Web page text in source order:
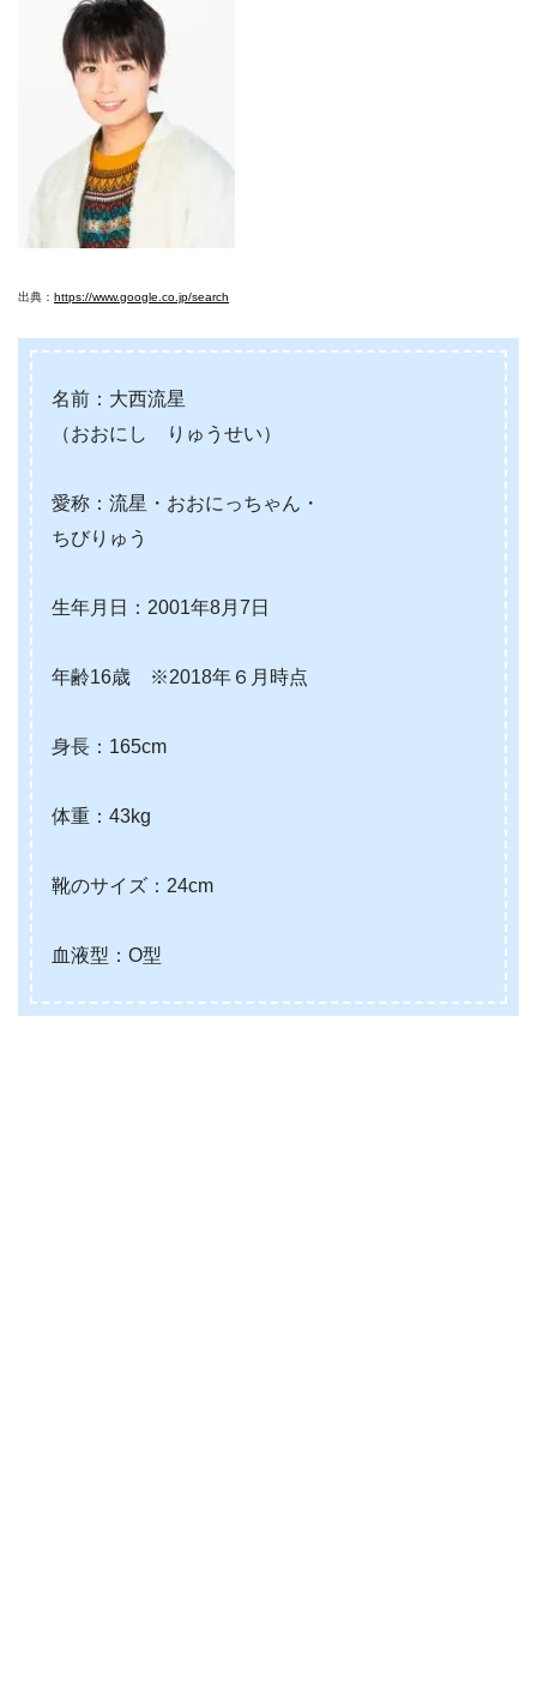
出典： https://www.google.co.jp/search
名前：大西流星
（おおにし りゅうせい）
愛称：流星・おおにっちゃん・
ちびりゅう
生年月日：2001年8月7日
年齢16歳 ※2018年６月時点
身長：165cm
体重：43kg
靴のサイズ：24cm
血液型：O型